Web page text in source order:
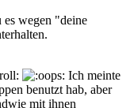
es wegen "deine
Ich meinte
benutzt hab, aber
mit ihnen